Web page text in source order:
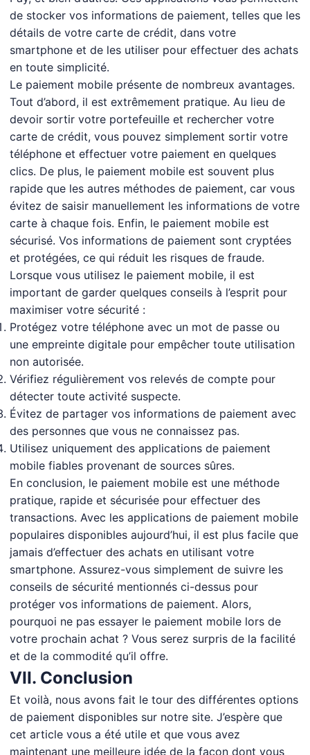
de stocker vos informations de paiement, telles que les
détails de votre carte de crédit, dans votre
smartphone et de les utiliser pour effectuer des achats
en toute simplicité.
Le paiement mobile présente de nombreux avantages.
Tout d’abord, il est extrêmement pratique. Au lieu de
devoir sortir votre portefeuille et rechercher votre
carte de crédit, vous pouvez simplement sortir votre
téléphone et effectuer votre paiement en quelques
clics. De plus, le paiement mobile est souvent plus
rapide que les autres méthodes de paiement, car vous
évitez de saisir manuellement les informations de votre
carte à chaque fois. Enfin, le paiement mobile est
sécurisé. Vos informations de paiement sont cryptées
et protégées, ce qui réduit les risques de fraude.
Lorsque vous utilisez le paiement mobile, il est
important de garder quelques conseils à l’esprit pour
maximiser votre sécurité :
Protégez votre téléphone avec un mot de passe ou
une empreinte digitale pour empêcher toute utilisation
non autorisée.
Vérifiez régulièrement vos relevés de compte pour
détecter toute activité suspecte.
Évitez de partager vos informations de paiement avec
des personnes que vous ne connaissez pas.
Utilisez uniquement des applications de paiement
mobile fiables provenant de sources sûres.
En conclusion, le paiement mobile est une méthode
pratique, rapide et sécurisée pour effectuer des
transactions. Avec les applications de paiement mobile
populaires disponibles aujourd’hui, il est plus facile que
jamais d’effectuer des achats en utilisant votre
smartphone. Assurez-vous simplement de suivre les
conseils de sécurité mentionnés ci-dessus pour
protéger vos informations de paiement. Alors,
pourquoi ne pas essayer le paiement mobile lors de
votre prochain achat ? Vous serez surpris de la facilité
et de la commodité qu’il offre.
VII. Conclusion
Et voilà, nous avons fait le tour des différentes options
de paiement disponibles sur notre site. J’espère que
cet article vous a été utile et que vous avez
maintenant une meilleure idée de la façon dont vous